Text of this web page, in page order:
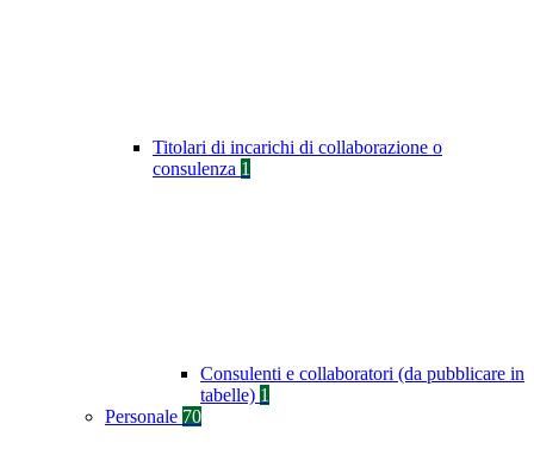
Titolari di incarichi di collaborazione o
consulenza 1
Consulenti e collaboratori (da pubblicare in
tabelle) 1
Personale 70